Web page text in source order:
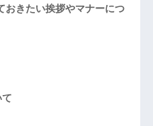
おきたい挨拶やマナーにつ